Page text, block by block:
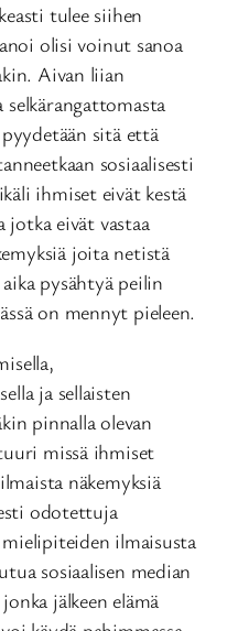
tulee siihen
olisi voinut sanoa
Aivan liian
sitä että
sosiaalisesti
ihmiset eivät kestä
eivät vastaa
joita netistä
pysähtyä peilin
on mennyt pieleen.
ja sellaisten
pinnalla olevan
missä ihmiset
näkemyksiä
odotettuja
ilmaisusta
sosiaalisen median
jälkeen elämä